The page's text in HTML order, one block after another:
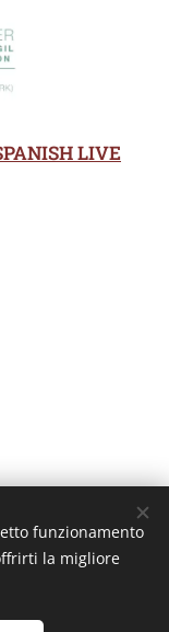
LIVE
19 -00193 ROMA
funzionamento
la migliore